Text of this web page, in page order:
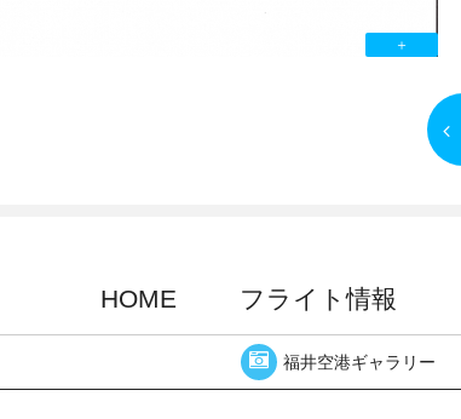
HOME フライト情報
福井空港ギャラリー